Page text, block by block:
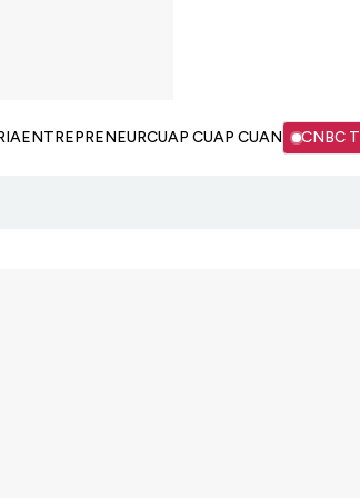
ENTREPRENEURCUAP CUAP CUAN CNBC